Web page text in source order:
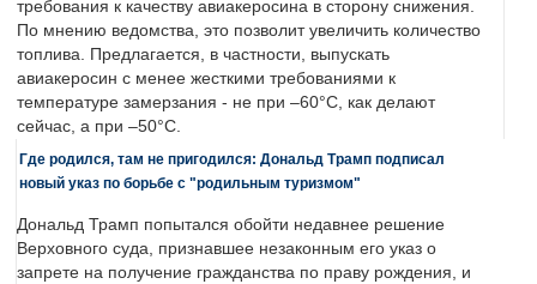
требования к качеству авиакеросина в сторону снижения.
По мнению ведомства, это позволит увеличить количество
топлива. Предлагается, в частности, выпускать
авиакеросин с менее жесткими требованиями к
температуре замерзания - не при –60°C, как делают
сейчас, а при –50°C.
Где родился, там не пригодился: Дональд Трамп подписал
новый указ по борьбе с "родильным туризмом"
Дональд Трамп попытался обойти недавнее решение
Верховного суда, признавшее незаконным его указ о
запрете на получение гражданства по праву рождения, и